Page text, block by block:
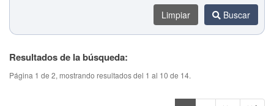
Limpiar Buscar
Título del tema (colaboración)
Resultados de la búsqueda:
Página 1 de 2, mostrando resultados del 1 al 10 de 14.